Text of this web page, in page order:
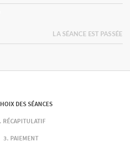
LA SÉANCE EST PASSÉE
DES SÉANCES
RÉCAPITULATIF
PAIEMENT